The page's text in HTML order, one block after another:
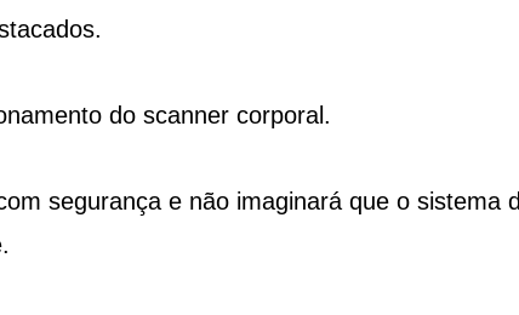
do scanner corporal.
segurança e não imaginará que o sistema